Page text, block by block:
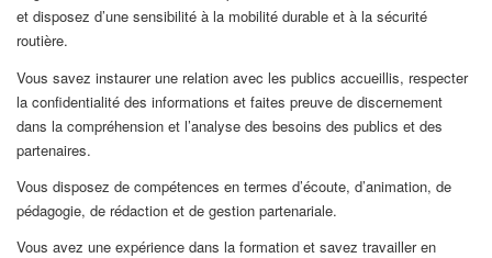
et disposez d’une sensibilité à la mobilité durable et à la sécurité
routière.
Vous savez instaurer une relation avec les publics accueillis, respecter
la confidentialité des informations et faites preuve de discernement
dans la compréhension et l’analyse des besoins des publics et des
partenaires.
Vous disposez de compétences en termes d’écoute, d’animation, de
pédagogie, de rédaction et de gestion partenariale.
Vous avez une expérience dans la formation et savez travailler en